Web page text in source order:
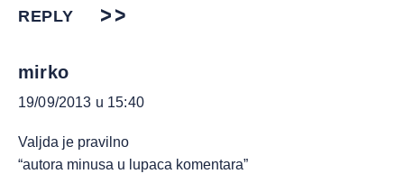
REPLY
mirko
19/09/2013 u 15:40
Valjda je pravilno
“autora minusa u lupaca komentara”